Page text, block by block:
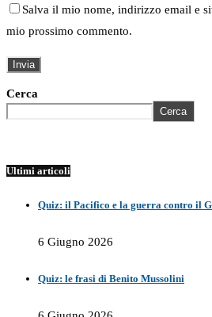
Salva il mio nome, indirizzo email e
mio prossimo commento.
Cerca
Cerca
Ultimi articoli
Quiz: il Pacifico e la guerra contro il
6 Giugno 2026
Quiz: le frasi di Benito Mussolini